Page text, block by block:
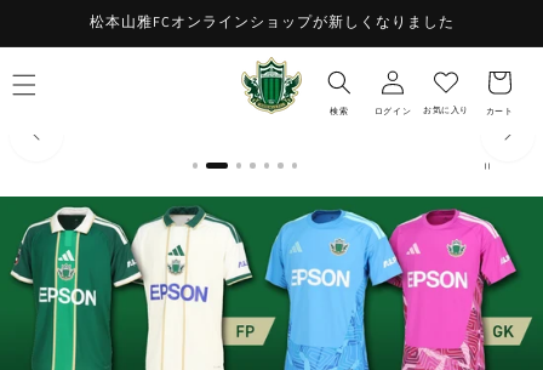
ンツに
進む
松本山雅FCオンラインショップが新しくなりました
検索 ログイン
ロ
グ
イ
お気に入り
お
気
に
入
カート
カ
ー
ト